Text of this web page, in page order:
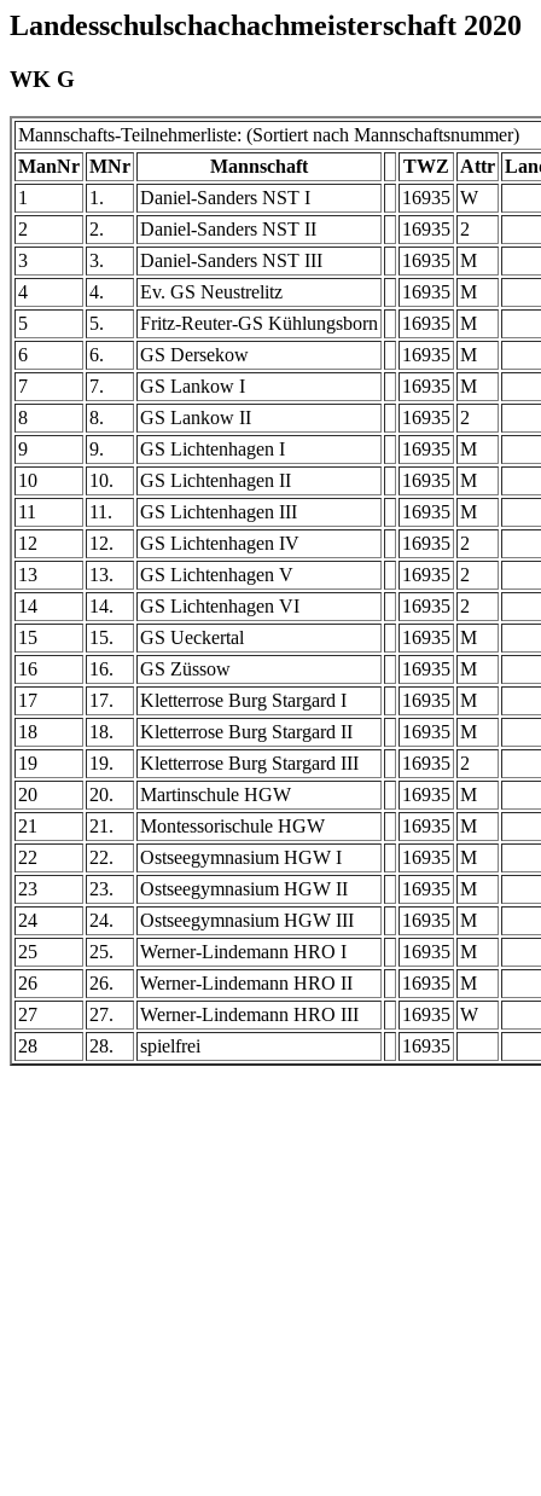
Landesschulschachachmeisterschaft 2020
WK G
Mannschafts-Teilnehmerliste: (Sortiert nach Mannschaftsnummer)
ManNr MNr Mannschaft TWZ Attr
1
1. Daniel-Sanders NST I 16935 W
2
2. Daniel-Sanders NST II 16935 2
3
3. Daniel-Sanders NST III 16935 M
4
4. Ev. GS Neustrelitz 16935 M
5
5. Fritz-Reuter-GS Kühlungsborn 16935 M
6
6. GS Dersekow 16935 M
7
7. GS Lankow I 16935 M
8
8. GS Lankow II 16935 2
9
9. GS Lichtenhagen I 16935 M
10
10. GS Lichtenhagen II 16935 M
11
11. GS Lichtenhagen III 16935 M
12
12. GS Lichtenhagen IV 16935 2
13
13. GS Lichtenhagen V 16935 2
14
14. GS Lichtenhagen VI 16935 2
15
15. GS Ueckertal 16935 M
16
16. GS Züssow 16935 M
17
17. Kletterrose Burg Stargard I 16935 M
18
18. Kletterrose Burg Stargard II 16935 M
19
19. Kletterrose Burg Stargard III 16935 2
20
20. Martinschule HGW 16935 M
21
21. Montessorischule HGW 16935 M
22
22. Ostseegymnasium HGW I 16935 M
23
23. Ostseegymnasium HGW II 16935 M
24
24. Ostseegymnasium HGW III 16935 M
25
25. Werner-Lindemann HRO I 16935 M
26
26. Werner-Lindemann HRO II 16935 M
27
27. Werner-Lindemann HRO III 16935 W
28
28. spielfrei 16935